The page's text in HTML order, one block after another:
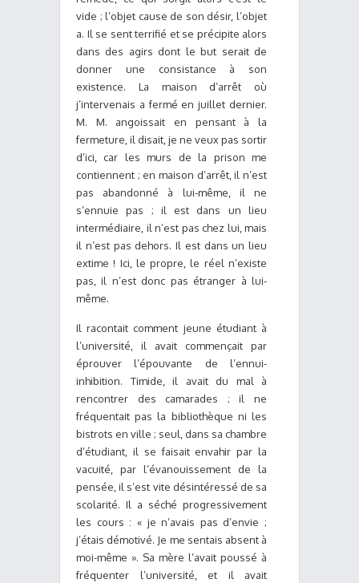
vide ; l’objet cause de son désir, l’objet
a. Il se sent terrifié et se précipite alors
dans des agirs dont le but serait de
donner une consistance à son
existence. La maison d’arrêt où
j’intervenais a fermé en juillet dernier.
M. M. angoissait en pensant à la
fermeture, il disait, je ne veux pas sortir
d’ici, car les murs de la prison me
contiennent ; en maison d’arrêt, il n’est
pas abandonné à lui-même, il ne
s’ennuie pas ; il est dans un lieu
intermédiaire, il n’est pas chez lui, mais
il n’est pas dehors. Il est dans un lieu
extime ! Ici, le propre, le réel n’existe
pas, il n’est donc pas étranger à lui-
même.
Il racontait comment jeune étudiant à
l’université, il avait commençait par
éprouver l’épouvante de l’ennui-
inhibition. Timide, il avait du mal à
rencontrer des camarades ; il ne
fréquentait pas la bibliothèque ni les
bistrots en ville ; seul, dans sa chambre
d’étudiant, il se faisait envahir par la
vacuité, par l’évanouissement de la
pensée, il s’est vite désintéressé de sa
scolarité. Il a séché progressivement
les cours : « je n’avais pas d’envie ;
j’étais démotivé. Je me sentais absent à
moi-même ». Sa mère l’avait poussé à
fréquenter l’université, et il avait